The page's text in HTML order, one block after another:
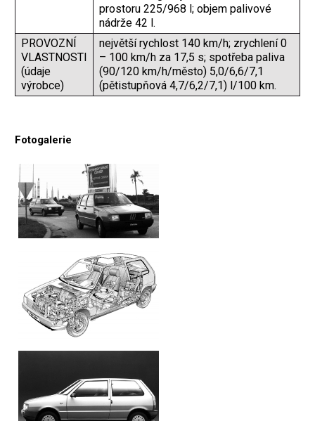
prostoru 225/968 l; objem palivové
nádrže 42 l.
PROVOZNÍ
VLASTNOSTI
(údaje
výrobce)
největší rychlost 140 km/h; zrychlení 0
– 100 km/h za 17,5 s; spotřeba paliva
(90/120 km/h/město) 5,0/6,6/7,1
(pětistupňová 4,7/6,2/7,1) l/100 km.
Fotogalerie